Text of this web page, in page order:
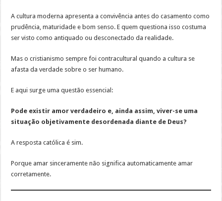
A cultura moderna apresenta a convivência antes do casamento como
prudência, maturidade e bom senso. E quem questiona isso costuma
ser visto como antiquado ou desconectado da realidade.
Mas o cristianismo sempre foi contracultural quando a cultura se
afasta da verdade sobre o ser humano.
E aqui surge uma questão essencial:
Pode existir amor verdadeiro e, ainda assim, viver-se uma
situação objetivamente desordenada diante de Deus?
A resposta católica é sim.
Porque amar sinceramente não significa automaticamente amar
corretamente.